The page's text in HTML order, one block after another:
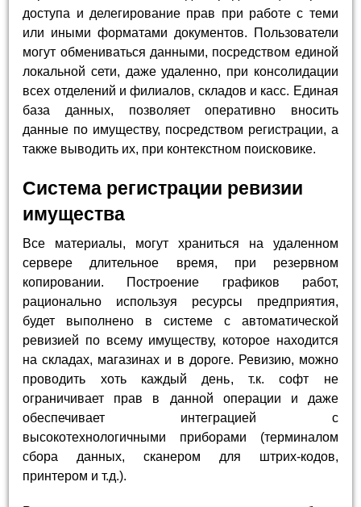
доступа и делегирование прав при работе с теми
или иными форматами документов. Пользователи
могут обмениваться данными, посредством единой
локальной сети, даже удаленно, при консолидации
всех отделений и филиалов, складов и касс. Единая
база данных, позволяет оперативно вносить
данные по имуществу, посредством регистрации, а
также выводить их, при контекстном поисковике.
Система регистрации ревизии
имущества
Все материалы, могут храниться на удаленном
сервере длительное время, при резервном
копировании. Построение графиков работ,
рационально используя ресурсы предприятия,
будет выполнено в системе с автоматической
ревизией по всему имуществу, которое находится
на складах, магазинах и в дороге. Ревизию, можно
проводить хоть каждый день, т.к. софт не
ограничивает прав в данной операции и даже
обеспечивает интеграцией с
высокотехнологичными приборами (терминалом
сбора данных, сканером для штрих-кодов,
принтером и т.д.).